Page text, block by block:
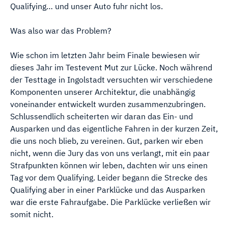
Qualifying… und unser Auto fuhr nicht los.
Was also war das Problem?
Wie schon im letzten Jahr beim Finale bewiesen wir
dieses Jahr im Testevent Mut zur Lücke. Noch während
der Testtage in Ingolstadt versuchten wir verschiedene
Komponenten unserer Architektur, die unabhängig
voneinander entwickelt wurden zusammenzubringen.
Schlussendlich scheiterten wir daran das Ein- und
Ausparken und das eigentliche Fahren in der kurzen Zeit,
die uns noch blieb, zu vereinen. Gut, parken wir eben
nicht, wenn die Jury das von uns verlangt, mit ein paar
Strafpunkten können wir leben, dachten wir uns einen
Tag vor dem Qualifying. Leider begann die Strecke des
Qualifying aber in einer Parklücke und das Ausparken
war die erste Fahraufgabe. Die Parklücke verließen wir
somit nicht.